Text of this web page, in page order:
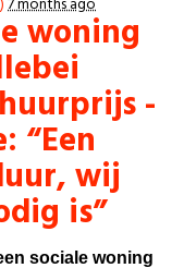
woning
-
“Een
wij
is”
sociale woning